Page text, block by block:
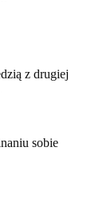
z drugiej
sobie